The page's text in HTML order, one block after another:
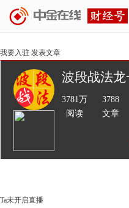
文章
我要入驻 发表文章
波段战法龙
3781万
阅读
3788
文章
Ta未开启直播